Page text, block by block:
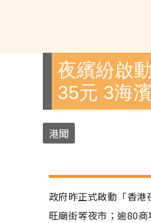
夜繽紛啟
35元 3海
港聞
政府昨正式啟動「香
旺廟街等夜市；逾80